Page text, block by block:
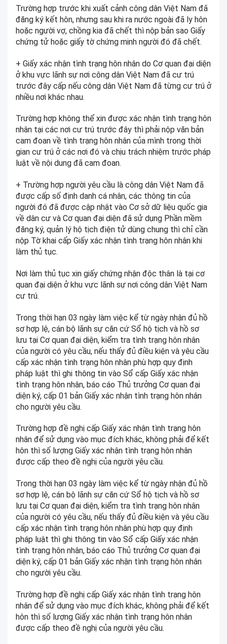
Trường hợp trước khi xuất cảnh công dân Việt Nam đã
đăng ký kết hôn, nhưng sau khi ra nước ngoài đã ly hôn
hoặc người vợ, chồng kia đã chết thì nộp bản sao Giấy
chứng tử hoặc giấy tờ chứng minh người đó đã chết.
+ Giấy xác nhận tình trạng hôn nhân do Cơ quan đại diện
ở khu vực lãnh sự nơi công dân Việt Nam đã cư trú
trước đây cấp nếu công dân Việt Nam đã từng cư trú ở
nhiều nơi khác nhau.
Trường hợp không thể xin được xác nhận tình trạng hôn
nhân tại các nơi cư trú trước đây thì phải nộp văn bản
cam đoan về tình trạng hôn nhân của mình trong thời
gian cư trú ở các nơi đó và chịu trách nhiệm trước pháp
luật về nội dung đã cam đoan.
+ Trường hợp người yêu cầu là công dân Việt Nam đã
được cấp số định danh cá nhân, các thông tin của
người đó đã được cập nhật vào Cơ sở dữ liệu quốc gia
về dân cư và Cơ quan đại diện đã sử dụng Phần mềm
đăng ký, quản lý hộ tịch điện tử dùng chung thì chỉ cần
nộp Tờ khai cấp Giấy xác nhận tình trạng hôn nhân khi
làm thủ tục.
Nơi làm thủ tục xin giấy chứng nhận độc thân là tại cơ
quan đại diện ở khu vực lãnh sự nơi công dân Việt Nam
cư trú.
Trong thời hạn 03 ngày làm việc kể từ ngày nhận đủ hồ
sơ hợp lệ, cán bộ lãnh sự căn cứ Sổ hộ tịch và hồ sơ
lưu tại Cơ quan đại diện, kiểm tra tình trạng hôn nhân
của người có yêu cầu, nếu thấy đủ điều kiện và yêu cầu
cấp xác nhận tình trạng hôn nhân phù hợp quy định
pháp luật thì ghi thông tin vào Sổ cấp Giấy xác nhận
tình trạng hôn nhân, báo cáo Thủ trưởng Cơ quan đại
diện ký, cấp 01 bản Giấy xác nhận tình trạng hôn nhân
cho người yêu cầu.
Trường hợp đề nghị cấp Giấy xác nhận tình trạng hôn
nhân để sử dụng vào mục đích khác, không phải để kết
hôn thì số lượng Giấy xác nhận tình trạng hôn nhân
được cấp theo đề nghị của người yêu cầu.
Trong thời hạn 03 ngày làm việc kể từ ngày nhận đủ hồ
sơ hợp lệ, cán bộ lãnh sự căn cứ Sổ hộ tịch và hồ sơ
lưu tại Cơ quan đại diện, kiểm tra tình trạng hôn nhân
của người có yêu cầu, nếu thấy đủ điều kiện và yêu cầu
cấp xác nhận tình trạng hôn nhân phù hợp quy định
pháp luật thì ghi thông tin vào Sổ cấp Giấy xác nhận
tình trạng hôn nhân, báo cáo Thủ trưởng Cơ quan đại
diện ký, cấp 01 bản Giấy xác nhận tình trạng hôn nhân
cho người yêu cầu.
Trường hợp đề nghị cấp Giấy xác nhận tình trạng hôn
nhân để sử dụng vào mục đích khác, không phải để kết
hôn thì số lượng Giấy xác nhận tình trạng hôn nhân
được cấp theo đề nghị của người yêu cầu.